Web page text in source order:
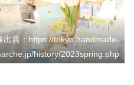
出典：https://tokyo.handmade-
history/2023spring.php